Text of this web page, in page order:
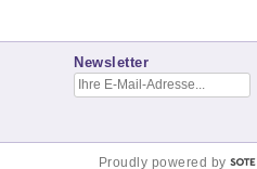
Newsletter
Proudly powered by